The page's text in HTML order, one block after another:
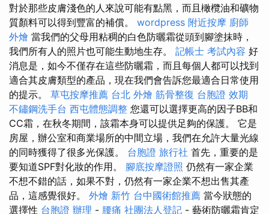
對於那些皮膚淺色的人來說可能有點黑，而且橄欖油和礦物
質顏料可以得到豐富的補償。 wordpress 附近按摩 廚師
外燴 當我們的父母用粘稠的白色防曬霜從頭到腳塗抹時，
我們所有人的照片也可能生動地生存。 記帳士 考試內容 好
消息是，如今不僅存在這些防曬霜，而且每個人都可以找到
適合其皮膚類型的產品，現在我們會告訴您最適合日常使用
的提示。 草屯按摩推薦 台北 外燴 筋骨整復 台胞證 效期
不鏽鋼洗手台 西屯體態調整 您還可以選擇更高的因子BB和
CC霜，在秋冬期間，該霜本身可以提供足夠的保護。 它是
房屋，辦公室和商業場所的中間立場，我們在允許大量光線
的同時獲得了很多光保護。 台胞證 旅行社 首先，重要的是
要知道SPF對化妝的作用。 腳底按摩證照 仍然有一家企業
不想不錯的話，如果不對，仍然有一家企業不想出售其產
品，這感覺很好。 外燴 新竹 台中國術館推薦 當今狀態的
選擇性 台胞證 辦理 - 腰痛 社團法人登記 - 藝術防曬霜肯定